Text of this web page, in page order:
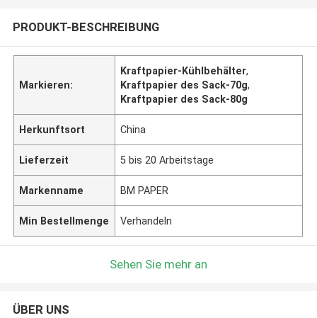
PRODUKT-BESCHREIBUNG
Markieren:
Kraftpapier-Kühlbehälter,
Kraftpapier des Sack-70g,
Kraftpapier des Sack-80g
Herkunftsort China
Lieferzeit 5 bis 20 Arbeitstage
Markenname BM PAPER
Min Bestellmenge Verhandeln
Sehen Sie mehr an
ÜBER UNS